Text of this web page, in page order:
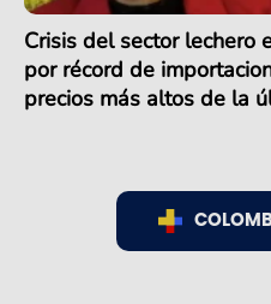
Crisis del sector lechero
por récord de
precios más altos de la